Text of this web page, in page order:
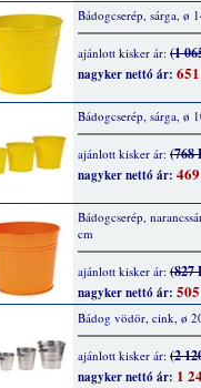
Bádogcserép, sárga, ø
ajánlott kisker ár: (1
nagyker nettó ár:
Bádogcserép, sárga, ø
ajánlott kisker ár: (768
nagyker nettó ár:
Bádogcserép,
cm
ajánlott kisker ár: (827
nagyker nettó ár:
Bádog vödör, cink, ø
ajánlott kisker ár: (2
nagyker nettó ár: 1